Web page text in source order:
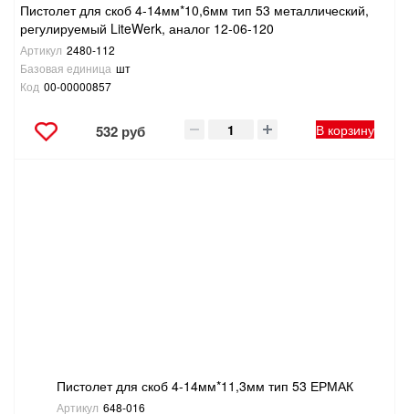
Пистолет для скоб 4-14мм*10,6мм тип 53 металлический,
регулируемый LiteWerk, аналог 12-06-120
Артикул 2480-112
Базовая единица шт
Код 00-00000857
532 руб В корзину
Пистолет для скоб 4-14мм*11,3мм тип 53 ЕРМАК
Артикул 648-016